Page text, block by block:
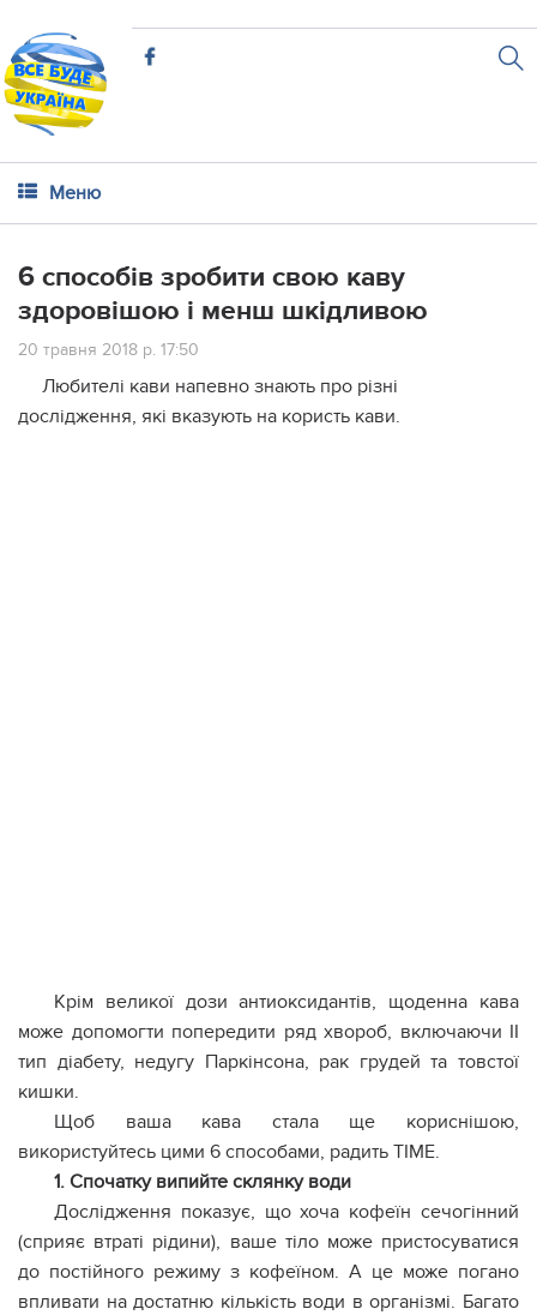
Меню
6 способів зробити свою каву
здоровішою і менш шкідливою
20 травня 2018 р. 17:50
Любителі кави напевно знають про різні
дослідження, які вказують на користь кави.
Крім великої дози антиоксидантів, щоденна кава
може допомогти попередити ряд хвороб, включаючи ІІ
тип діабету, недугу Паркінсона, рак грудей та товстої
кишки.
Щоб ваша кава стала ще кориснішою,
використуйтесь цими 6 способами, радить TIME.
1. Спочатку випийте склянку води
Дослідження показує, що хоча кофеїн сечогінний
(сприяє втраті рідини), ваше тіло може пристосуватися
до постійного режиму з кофеїном. А це може погано
впливати на достатню кількість води в організмі. Багато